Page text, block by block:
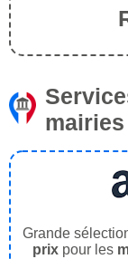
mairies
Grande
prix pour les